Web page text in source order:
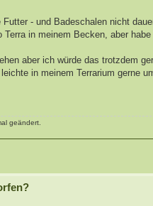
- und Badeschalen nicht
in meinem Becken, aber
aber ich würde das trotzdem
in meinem Terrarium gerne
geändert.